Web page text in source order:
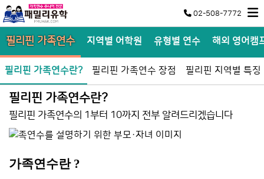
02-508-7772
필리핀 가족연수 지역별 어학원 유형별 연수 해외 영어캠
필리핀 가족연수란? 필리핀 가족연수 장점 필리핀 지역별 특징
필리핀 가족연수란?
필리핀 가족연수의 1부터 10까지 전부 알려드리겠습니다
가족연수란 ?